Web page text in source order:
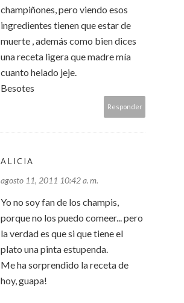
champiñones, pero viendo esos
ingredientes tienen que estar de
muerte , además como bien dices
una receta ligera que madre mía
cuanto helado jeje.
Besotes
Responder
ALICIA
agosto 11, 2011 10:42 a. m.
Yo no soy fan de los champis,
porque no los puedo comeer... pero
la verdad es que si que tiene el
plato una pinta estupenda.
Me ha sorprendido la receta de
hoy, guapa!